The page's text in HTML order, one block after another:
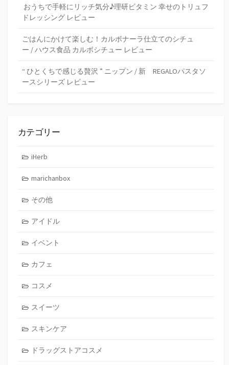
おうちで手軽にリッチ気分♪理研ビタミン 幸せのトリュフ
ドレッシング レビュー
ごはんにかけて楽しむ！カルボナーラ仕立てのシチュ
ー / ハウス食品 カルボシチュー レビュー
“ ひとくちで感じる贅沢 ” ニップン / 新 REGALOパスタソ
ースシリーズ レビュー
カテゴリー
iHerb
marichanbox
その他
アイドル
イベント
カフェ
コスメ
スイーツ
スキンケア
ドラッグストアコスメ